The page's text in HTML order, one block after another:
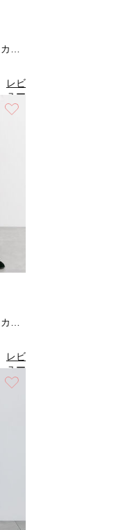
レビ
ュー
を見
る
レビ
ュー
を見
る